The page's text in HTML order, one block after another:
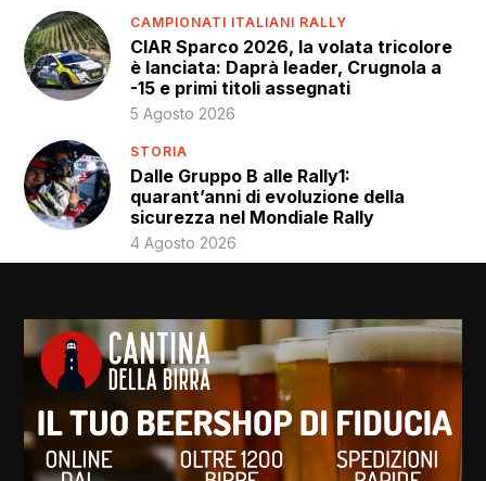
CAMPIONATI ITALIANI RALLY
CIAR Sparco 2026, la volata tricolore
è lanciata: Daprà leader, Crugnola a
-15 e primi titoli assegnati
5 Agosto 2026
STORIA
Dalle Gruppo B alle Rally1:
quarant’anni di evoluzione della
sicurezza nel Mondiale Rally
4 Agosto 2026